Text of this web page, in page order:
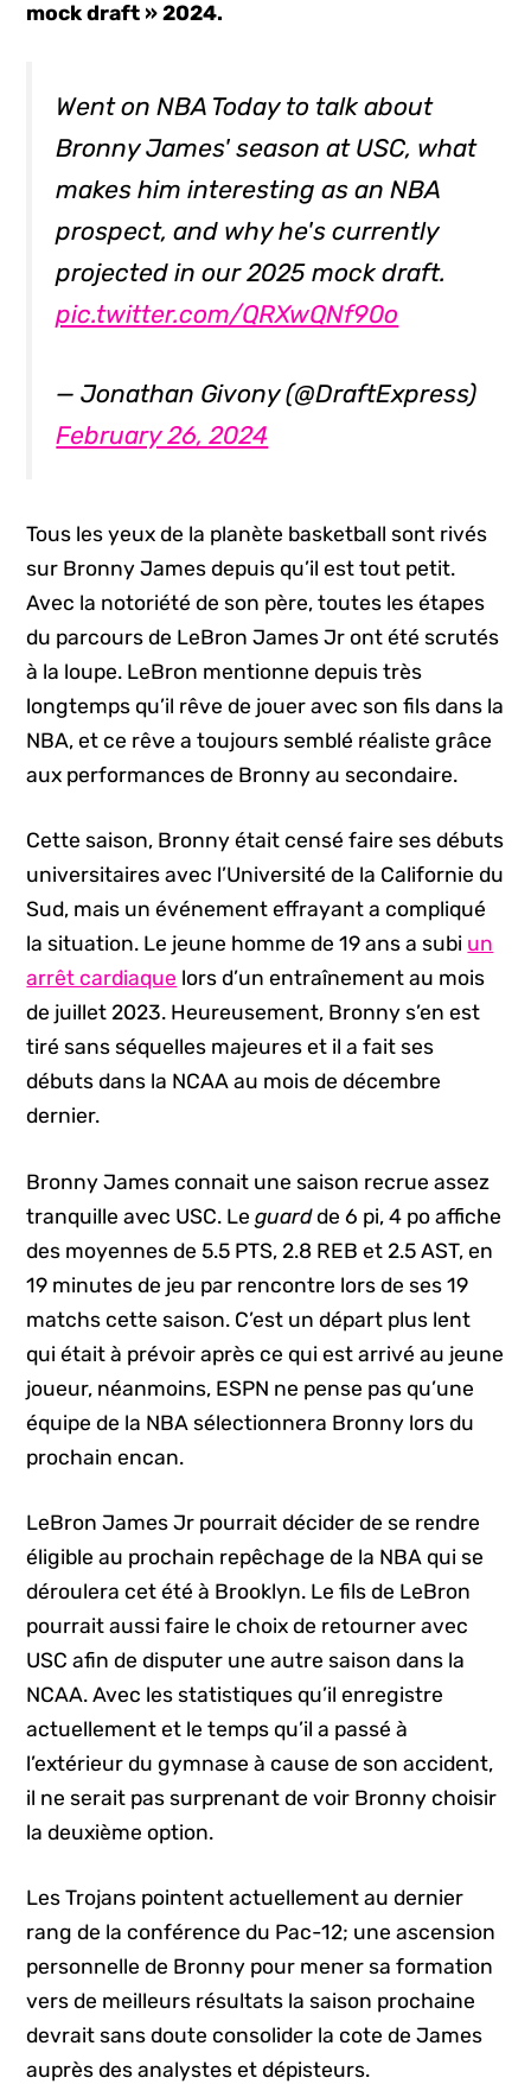
mock draft » 2024.
Went on NBA Today to talk about
Bronny James' season at USC, what
makes him interesting as an NBA
prospect, and why he's currently
projected in our 2025 mock draft.
pic.twitter.com/QRXwQNf90o
— Jonathan Givony (@DraftExpress)
February 26, 2024
Tous les yeux de la planète basketball sont rivés
sur Bronny James depuis qu’il est tout petit.
Avec la notoriété de son père, toutes les étapes
du parcours de LeBron James Jr ont été scrutés
à la loupe. LeBron mentionne depuis très
longtemps qu’il rêve de jouer avec son fils dans la
NBA, et ce rêve a toujours semblé réaliste grâce
aux performances de Bronny au secondaire.
Cette saison, Bronny était censé faire ses débuts
universitaires avec l’Université de la Californie du
Sud, mais un événement effrayant a compliqué
la situation. Le jeune homme de 19 ans a subi un
arrêt cardiaque lors d’un entraînement au mois
de juillet 2023. Heureusement, Bronny s’en est
tiré sans séquelles majeures et il a fait ses
débuts dans la NCAA au mois de décembre
dernier.
Bronny James connait une saison recrue assez
tranquille avec USC. Leguardde 6 pi, 4 po affiche
des moyennes de 5.5 PTS, 2.8 REB et 2.5 AST, en
19 minutes de jeu par rencontre lors de ses 19
matchs cette saison. C’est un départ plus lent
qui était à prévoir après ce qui est arrivé au jeune
joueur, néanmoins, ESPN ne pense pas qu’une
équipe de la NBA sélectionnera Bronny lors du
prochain encan.
LeBron James Jr pourrait décider de se rendre
éligible au prochain repêchage de la NBA qui se
déroulera cet été à Brooklyn. Le fils de LeBron
pourrait aussi faire le choix de retourner avec
USC afin de disputer une autre saison dans la
NCAA. Avec les statistiques qu’il enregistre
actuellement et le temps qu’il a passé à
l’extérieur du gymnase à cause de son accident,
il ne serait pas surprenant de voir Bronny choisir
la deuxième option.
Les Trojans pointent actuellement au dernier
rang de la conférence du Pac-12; une ascension
personnelle de Bronny pour mener sa formation
vers de meilleurs résultats la saison prochaine
devrait sans doute consolider la cote de James
auprès des analystes et dépisteurs.